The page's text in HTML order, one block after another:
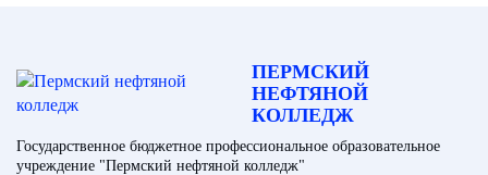
ПЕРМСКИЙ
НЕФТЯНОЙ
КОЛЛЕДЖ
Государственное бюджетное профессиональное образовательное
учреждение "Пермский нефтяной колледж"